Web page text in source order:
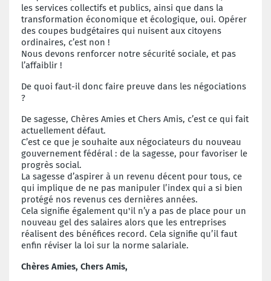
les services collectifs et publics, ainsi que dans la
transformation économique et écologique, oui. Opérer
des coupes budgétaires qui nuisent aux citoyens
ordinaires, c’est non !
Nous devons renforcer notre sécurité sociale, et pas
l’affaiblir !
De quoi faut-il donc faire preuve dans les négociations
?
De sagesse, Chères Amies et Chers Amis, c’est ce qui fait
actuellement défaut.
C’est ce que je souhaite aux négociateurs du nouveau
gouvernement fédéral : de la sagesse, pour favoriser le
progrès social.
La sagesse d’aspirer à un revenu décent pour tous, ce
qui implique de ne pas manipuler l’index qui a si bien
protégé nos revenus ces dernières années.
Cela signifie également qu'il n’y a pas de place pour un
nouveau gel des salaires alors que les entreprises
réalisent des bénéfices record. Cela signifie qu’il faut
enfin réviser la loi sur la norme salariale.
Chères Amies, Chers Amis,